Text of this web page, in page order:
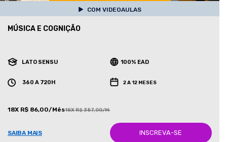
COM VIDEOAULAS
MÚSICA E COGNIÇÃO
LATO SENSU 100% EAD
360 A 720H 2 A 12 MESES
18X R$ 86,00/Mês18X R$ 387,00/Mês
SAIBA MAIS INSCREVA-SE